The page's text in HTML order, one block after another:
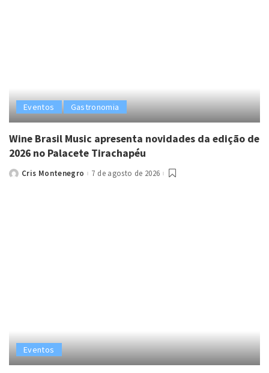
Eventos Gastronomia
Wine Brasil Music apresenta novidades da edição de
2026 no Palacete Tirachapéu
PostedCris Montenegro 7 de agosto de 2026
Eventos